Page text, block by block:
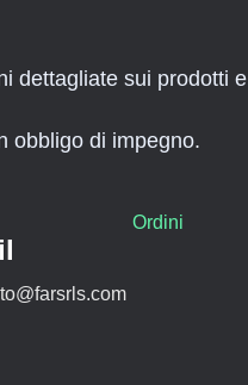
dettagliate sui prodotti e
obbligo di impegno.
Ordini